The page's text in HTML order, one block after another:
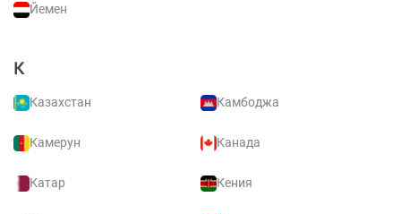
Йемен
К
Казахстан Камбоджа
Камерун Канада
Катар Кения